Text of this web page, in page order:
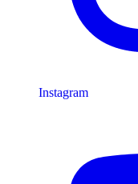
Instagram